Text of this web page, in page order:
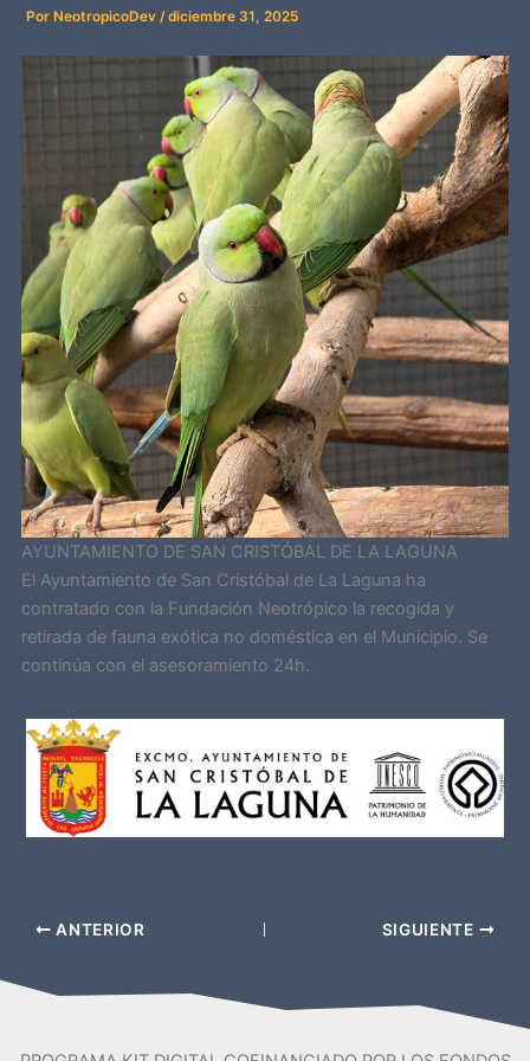
PorNeotropicoDev /diciembre 31, 2025
AYUNTAMIENTO DE SAN CRISTÓBAL DE LA LAGUNA
El Ayuntamiento de San Cristóbal de La Laguna ha
contratado con la Fundación Neotrópico la recogida y
retirada de fauna exótica no doméstica en el Municipio. Se
continúa con el asesoramiento 24h.
ANTERIOR SIGUIENTE